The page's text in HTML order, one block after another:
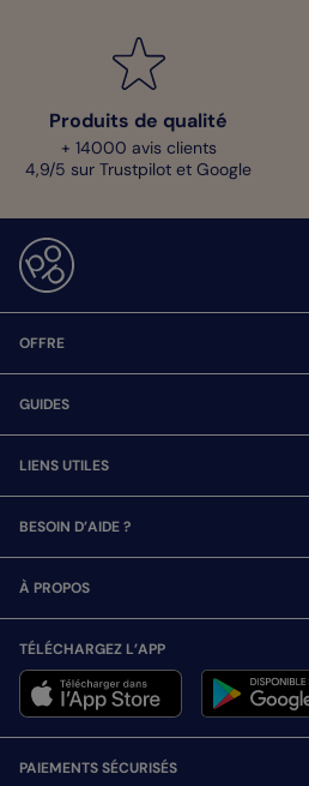
Produits de qualité
+ 14000 avis clients
4,9/5 sur Trustpilot et Google
OFFRE
GUIDES
LIENS UTILES
BESOIN D’AIDE ?
À PROPOS
TÉLÉCHARGEZ L’APP
PAIEMENTS SÉCURISÉS